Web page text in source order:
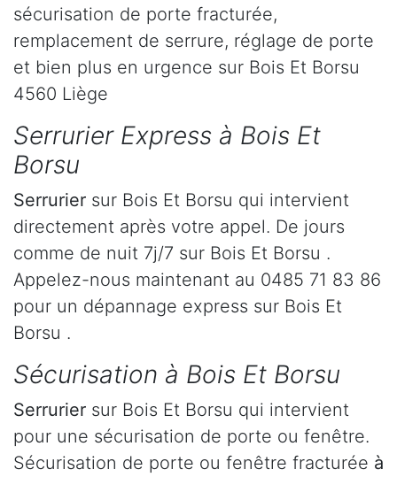
sécurisation de porte fracturée,
remplacement de serrure, réglage de porte
et bien plus en urgence sur Bois Et Borsu
4560 Liège
Serrurier Express à Bois Et
Borsu
Serrurier sur Bois Et Borsu qui intervient
directement après votre appel. De jours
comme de nuit 7j/7 sur Bois Et Borsu .
Appelez-nous maintenant au 0485 71 83 86
pour un dépannage express sur Bois Et
Borsu .
Sécurisation à Bois Et Borsu
Serrurier sur Bois Et Borsu qui intervient
pour une sécurisation de porte ou fenêtre.
Sécurisation de porte ou fenêtre fracturée à